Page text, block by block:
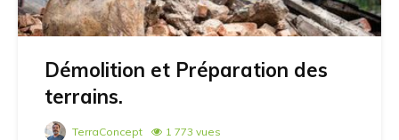
Démolition et Préparation des
terrains.
TerraConcept 1 773 vues